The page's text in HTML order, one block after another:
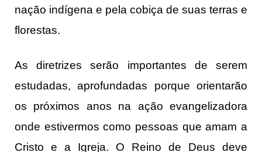
nação indígena e pela cobiça de suas terras e
florestas.
As diretrizes serão importantes de serem
estudadas, aprofundadas porque orientarão
os próximos anos na ação evangelizadora
onde estivermos como pessoas que amam a
Cristo e a Igreja. O Reino de Deus deve